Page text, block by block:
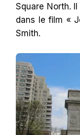
Square North.
dans le film «
Smith.